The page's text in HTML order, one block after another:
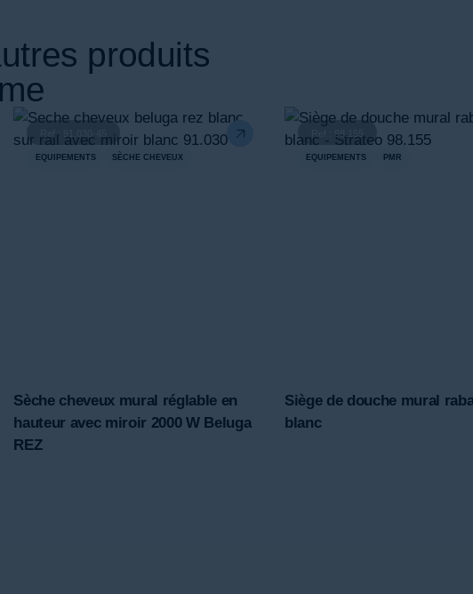
produits
Ref : 91.030-45
EQUIPEMENTS SÈCHE CHEVEUX
Sèche cheveux mural réglable en
hauteur avec miroir 2000 W Beluga
REZ
Ref : 98.155
EQUIPEMENTS PMR
Siège de douche mural
blanc